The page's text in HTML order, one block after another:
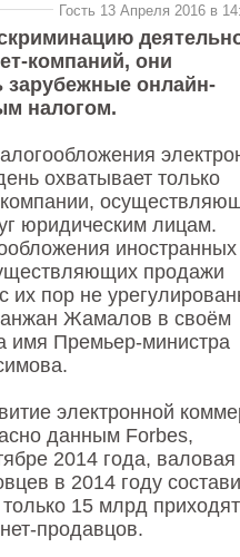
Гость 13 Апреля 2016 в
компаний, они
зарубежные онлайн-
налогом.
охватывает только
юридическим лицам.
иностранных
продажи
их пор не
Жамалов в своём
имя Премьер-министра
электронной
данным Forbes,
2014 года, валовая
в 2014 году
15 млрд
продавцов.